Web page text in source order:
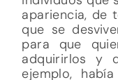
apariencia, de
que se
para que
adquirirlos y
ejemplo,